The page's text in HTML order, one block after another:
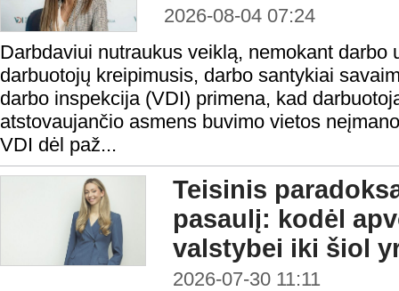
2026-08-04 07:24
Darbdaviui nutraukus veiklą, nemokant darbo
darbuotojų kreipimusis, darbo santykiai
darbo inspekcija (VDI) primena, kad
atstovaujančio asmens buvimo vietos
VDI dėl paž...
Teisinis
pasaulį: kodėl
valstybei iki šiol
2026-07-30 11:11